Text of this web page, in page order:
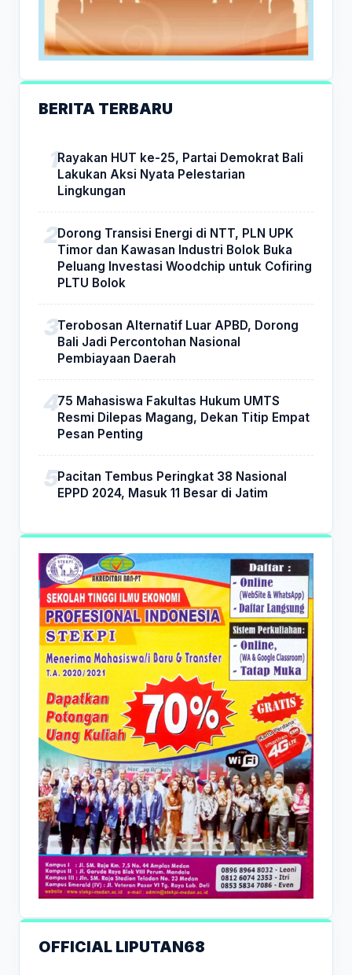
BERITA TERBARU
Rayakan HUT ke-25, Partai Demokrat Bali
Lakukan Aksi Nyata Pelestarian
Lingkungan
Dorong Transisi Energi di NTT, PLN UPK
Timor dan Kawasan Industri Bolok Buka
Peluang Investasi Woodchip untuk Cofiring
PLTU Bolok
Terobosan Alternatif Luar APBD, Dorong
Bali Jadi Percontohan Nasional
Pembiayaan Daerah
75 Mahasiswa Fakultas Hukum UMTS
Resmi Dilepas Magang, Dekan Titip Empat
Pesan Penting
Pacitan Tembus Peringkat 38 Nasional
EPPD 2024, Masuk 11 Besar di Jatim
OFFICIAL LIPUTAN68